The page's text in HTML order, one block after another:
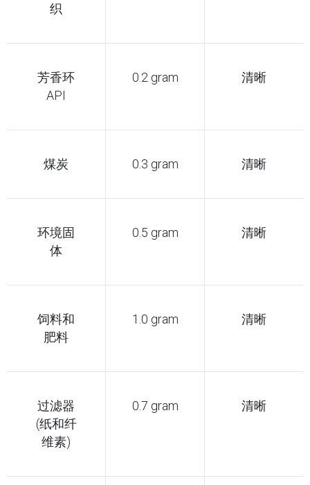
织
芳香环
API
0.2 gram 清晰
煤炭 0.3 gram 清晰
环境固
体
0.5 gram 清晰
饲料和
肥料
1.0 gram 清晰
过滤器
(纸和纤
维素)
0.7 gram 清晰